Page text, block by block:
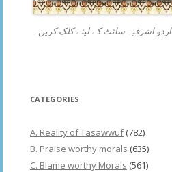
اردو اشرفیہ سائٹ کے لیئے کلک کریں۔
CATEGORIES
A. Reality of Tasawwuf(782)
B. Praise worthy morals (635)
C. Blame worthy Morals (561)